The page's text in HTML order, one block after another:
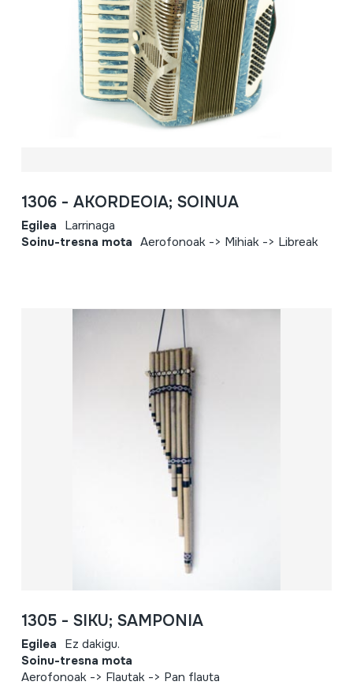
1306 - AKORDEOIA; SOINUA
Egilea Larrinaga
Soinu-tresna mota Aerofonoak -> Mihiak -> Libreak
1305 - SIKU; SAMPONIA
Egilea Ez dakigu.
Soinu-tresna mota
Aerofonoak -> Flautak -> Pan flauta